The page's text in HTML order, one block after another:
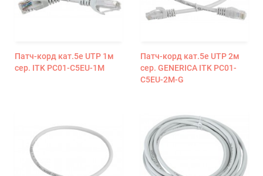
Патч-корд кат.5е UTP 1м
сер. ITK PC01-C5EU-1M
Патч-корд кат.5е UTP 2м
сер. GENERICA ITK PC01-
C5EU-2M-G